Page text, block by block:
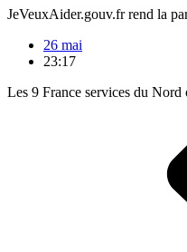
JeVeuxAider.gouv.fr rend la
26 mai
23:17
Les 9 France services du Nord